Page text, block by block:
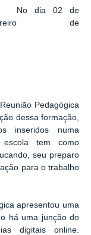
carousel
dia 02 de
de
Pedagógica
dessa formação,
inseridos numa
tem como
seu preparo
para o trabalho
apresentou uma
há uma junção do
digitais online.